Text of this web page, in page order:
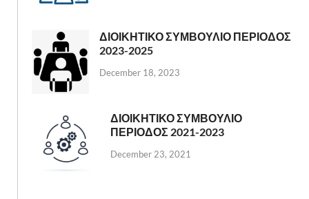
ΔΙΟΙΚΗΤΙΚΟ ΣΥΜΒΟΥΛΙΟ ΠΕΡΙΟΔΟΣ
2023-2025
December 18, 2023
ΔΙΟΙΚΗΤΙΚΟ ΣΥΜΒΟΥΛΙΟ
ΠΕΡΙΟΔΟΣ 2021-2023
December 23, 2021